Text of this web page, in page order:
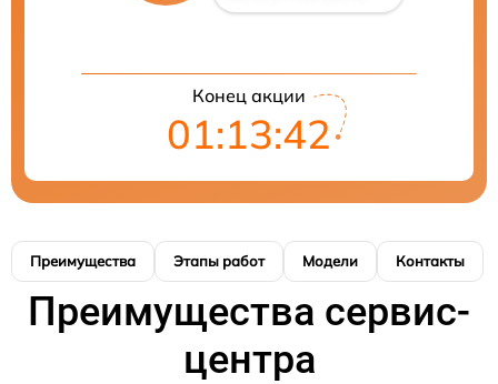
Конец акции
01:13:42
Преимущества Этапы работ Модели Контакты
Преимущества сервис-
центра